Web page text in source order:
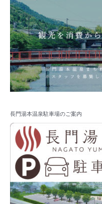
長門湯本温泉駐車場のご案内